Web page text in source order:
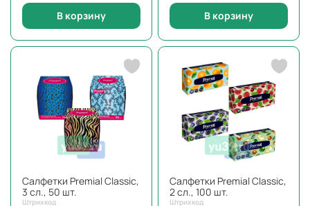
В корзину В корзину
Салфетки Premial Classic,
3 сл., 50 шт.
Штрихкод
Салфетки Premial Classic,
2 сл., 100 шт.
Штрихкод